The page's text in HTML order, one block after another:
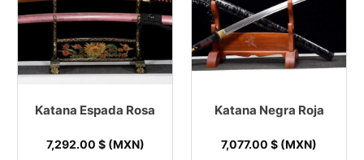
Katana Espada Rosa
7,292.00 $ (MXN)
Katana Negra Roja
7,077.00 $ (MXN)